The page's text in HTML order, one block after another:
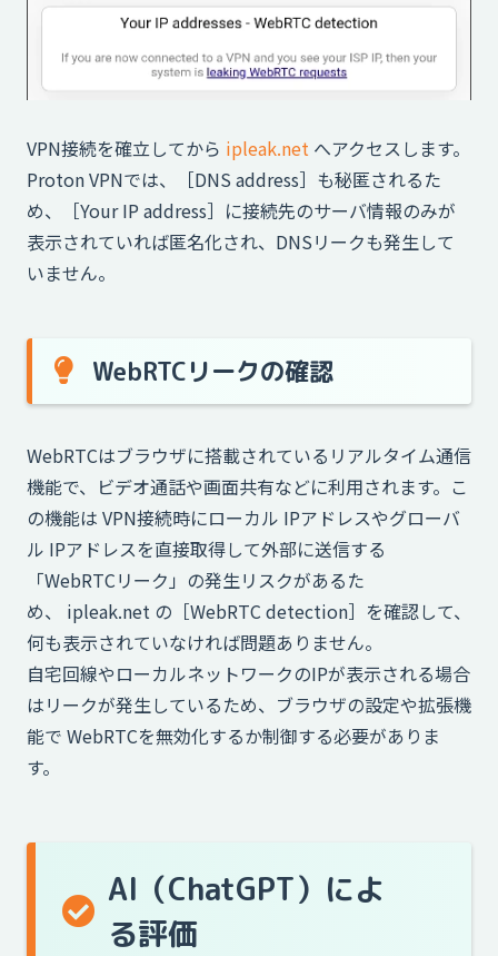
VPN接続を確立してから ipleak.net へアクセスします。
Proton VPNでは、［DNS address］も秘匿されるた
め、［Your IP address］に接続先のサーバ情報のみが
表示されていれば匿名化され、DNSリークも発生して
いません。
WebRTCリークの確認
WebRTCはブラウザに搭載されているリアルタイム通信
機能で、ビデオ通話や画面共有などに利用されます。こ
の機能は VPN接続時にローカル IPアドレスやグローバ
ル IPアドレスを直接取得して外部に送信する
「WebRTCリーク」の発生リスクがあるた
め、 ipleak.net の［WebRTC detection］を確認して、
何も表示されていなければ問題ありません。
自宅回線やローカルネットワークのIPが表示される場合
はリークが発生しているため、ブラウザの設定や拡張機
能で WebRTCを無効化するか制御する必要がありま
す。
AI（ChatGPT）によ
る評価